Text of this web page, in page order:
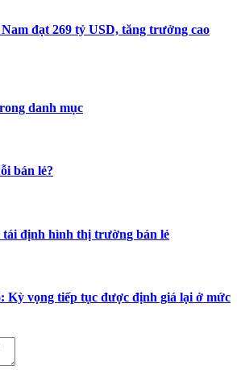
đạt 269 tỷ USD, tăng trưởng cao
danh mục
bán lẻ?
định hình thị trường bán lẻ
Kỳ vọng tiếp tục được định giá lại ở mức